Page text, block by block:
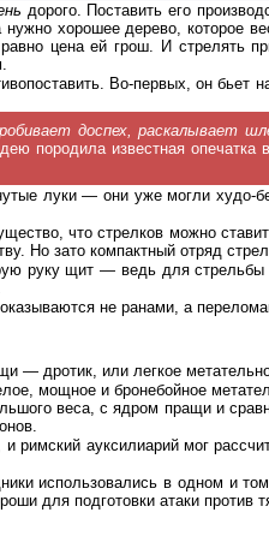
дорого. Поставить его
хорошее дерево, которое
цена ей грош. И стрелять
Во-первых, он бьет
доспех, раскалывает
породила известная
луки — они уже могли
что стрелков можно
Но зато компактный отряд
руку щит — ведь для
не ранами, а
— дротик, или легкое
мощное и бронебойное
веса, с ядром пращи и
римский ауксилиарий мог
использовались в одном и
для подготовки атаки